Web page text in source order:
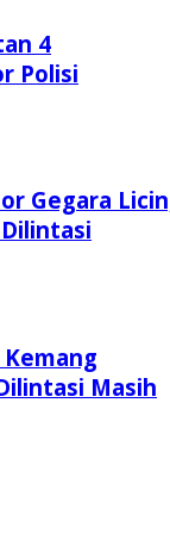
4
Polisi
Gegara
Masih